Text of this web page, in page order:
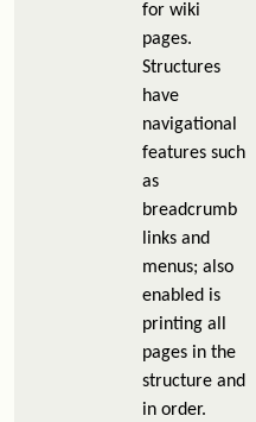
for wiki
pages.
Structures
have
navigational
features such
as
breadcrumb
links and
menus; also
enabled is
printing all
pages in the
structure and
in order.